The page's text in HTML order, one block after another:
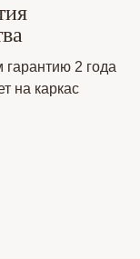
2 года
на каркас